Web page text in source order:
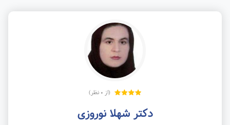
(از 0 نظر)
دکتر شهلا نوروزی